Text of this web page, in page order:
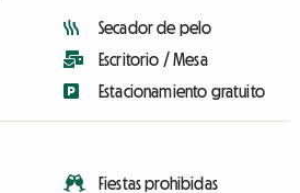
Secador de pelo
Escritorio / Mesa
Estacionamiento gratuito
Fiestas prohibidas